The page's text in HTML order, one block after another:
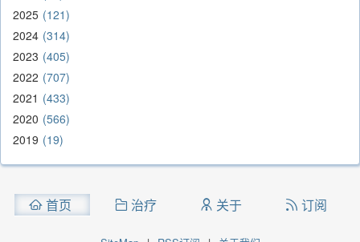
2025 121
2024 314
2023 405
2022 707
2021
433
2020 566
2019 19
首页 治疗 关于 订阅